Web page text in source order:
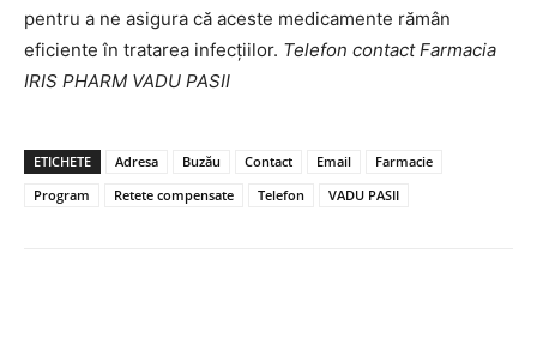
pentru a ne asigura că aceste medicamente rămân
eficiente în tratarea infecțiilor. Telefon contact Farmacia
IRIS PHARM VADU PASII
ETICHETE Adresa Buzău Contact Email
Farmacie
Program
Retete compensate Telefon VADU PASII